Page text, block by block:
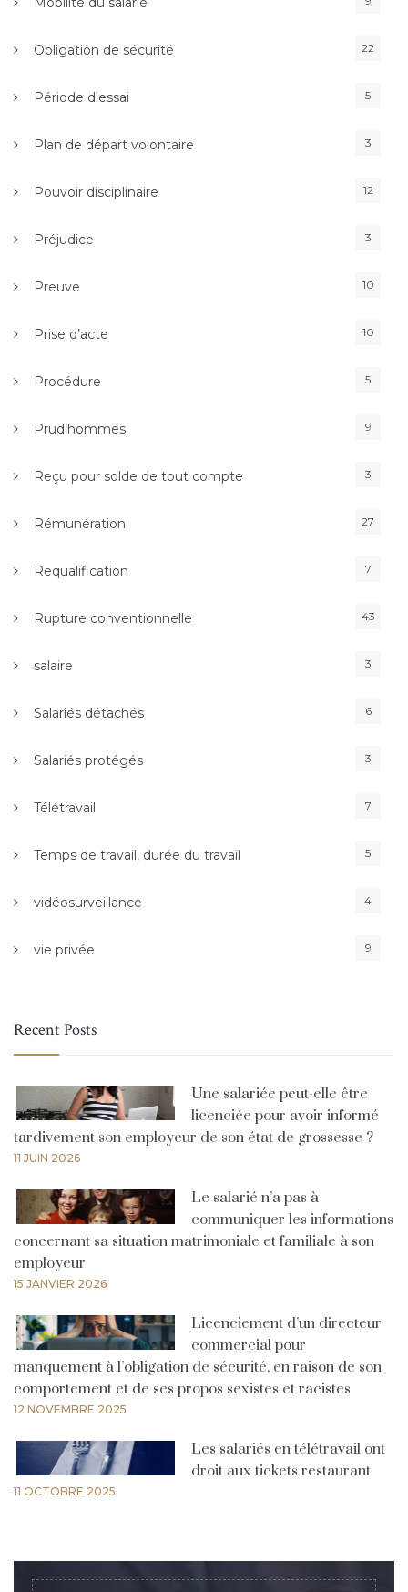
Obligation de sécurité 22
Période d'essai 5
Plan de départ volontaire 3
Pouvoir disciplinaire 12
Préjudice 3
Preuve 10
Prise d’acte 10
Procédure 5
Prud’hommes 9
Reçu pour solde de tout compte 3
Rémunération 27
Requalification 7
Rupture conventionnelle 43
salaire 3
Salariés détachés 6
Salariés protégés 3
Télétravail 7
Temps de travail, durée du travail 5
vidéosurveillance 4
vie privée 9
Recent Posts
Une salariée peut-elle être
licenciée pour avoir informé
tardivement son employeur de son état de grossesse ?
11 JUIN 2026
Le salarié n’a pas à
communiquer les informations
concernant sa situation matrimoniale et familiale à son
employeur
15 JANVIER 2026
Licenciement d’un directeur
commercial pour
manquement à l’obligation de sécurité, en raison de son
comportement et de ses propos sexistes et racistes
12 NOVEMBRE 2025
Les salariés en télétravail ont
droit aux tickets restaurant
11 OCTOBRE 2025